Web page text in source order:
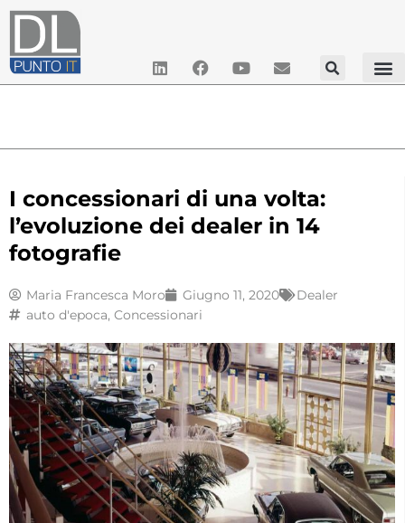
I concessionari di una volta:
l’evoluzione dei dealer in 14
fotografie
Maria Francesca Moro Giugno 11, 2020
Dealer
auto d'epoca, Concessionari